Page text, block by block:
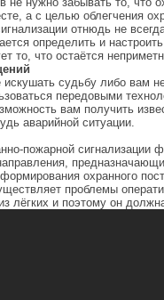
а с целью облегчения
отнюдь не
определить и
то, что остаётся
судьбу либо вам
передовыми
вам получить
аварийной ситуации.
пожарной
охранного
проблемы
лёгких и поэтому он